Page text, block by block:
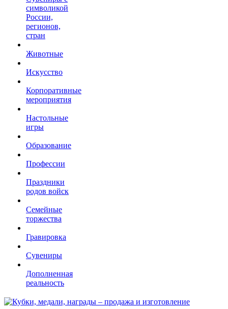
символикой
России,
регионов,
стран
Животные
Искусство
Корпоративные
мероприятия
Настольные
игры
Образование
Профессии
Праздники
родов войск
Семейные
торжества
Гравировка
Сувениры
Дополненная
реальность